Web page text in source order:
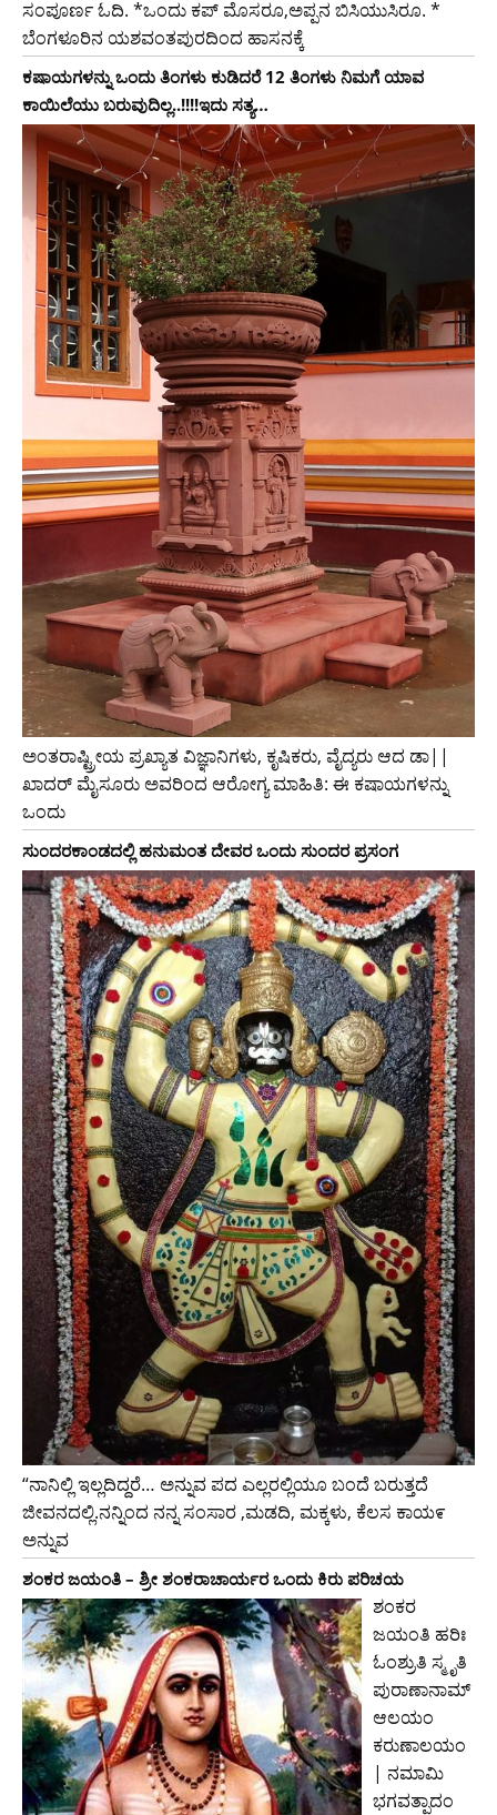
ಸಂಪೂರ್ಣ ಓದಿ. *ಒಂದು ಕಪ್ ಮೊಸರೂ,ಅಪ್ಪನ ಬಿಸಿಯುಸಿರೂ. *
ಬೆಂಗಳೂರಿನ ಯಶವಂತಪುರದಿಂದ ಹಾಸನಕ್ಕೆ
ಕಷಾಯಗಳನ್ನು ಒಂದು ತಿಂಗಳು ಕುಡಿದರೆ 12 ತಿಂಗಳು ನಿಮಗೆ ಯಾವ
ಕಾಯಿಲೆಯು ಬರುವುದಿಲ್ಲ..!!!!ಇದು ಸತ್ಯ…
ಅಂತರಾಷ್ಟ್ರೀಯ ಪ್ರಖ್ಯಾತ ವಿಜ್ಞಾನಿಗಳು, ಕೃಷಿಕರು, ವೈದ್ಯರು ಆದ ಡಾ||
ಖಾದರ್ ಮೈಸೂರು ಅವರಿಂದ ಆರೋಗ್ಯ ಮಾಹಿತಿ: ಈ ಕಷಾಯಗಳನ್ನು
ಒಂದು
ಸುಂದರಕಾಂಡದಲ್ಲಿ ಹನುಮಂತ ದೇವರ ಒಂದು ಸುಂದರ ಪ್ರಸಂಗ
“ನಾನಿಲ್ಲಿ ಇಲ್ಲದಿದ್ದರೆ… ಅನ್ನುವ ಪದ ಎಲ್ಲರಲ್ಲಿಯೂ ಬಂದೆ ಬರುತ್ತದೆ
ಜೀವನದಲ್ಲಿ.ನನ್ನಿಂದ ನನ್ನ ಸಂಸಾರ ,ಮಡದಿ, ಮಕ್ಕಳು, ಕೆಲಸ ಕಾಯ೯
ಅನ್ನುವ
ಶಂಕರ ಜಯಂತಿ – ಶ್ರೀ ಶಂಕರಾಚಾರ್ಯರ ಒಂದು ಕಿರು ಪರಿಚಯ
ಶಂಕರ
ಜಯಂತಿ ಹರಿಃ
ಓಂಶ್ರುತಿ ಸ್ಮೃತಿ
ಪುರಾಣಾನಾಮ್
ಆಲಯಂ
ಕರುಣಾಲಯಂ
| ನಮಾಮಿ
ಭಗವತ್ಪಾದಂ